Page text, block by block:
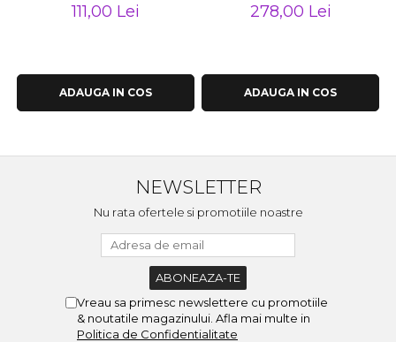
111,00 Lei
ADAUGA IN COS
278,00 Lei
ADAUGA IN COS
NEWSLETTER
Nu rata ofertele si promotiile noastre
Vreau sa primesc newslettere cu promotiile
& noutatile magazinului. Afla mai multe in
Politica de Confidentialitate